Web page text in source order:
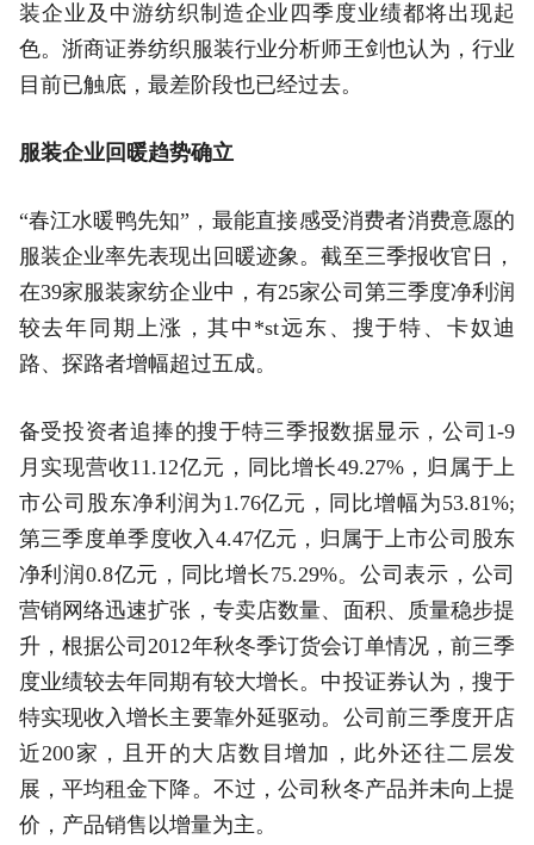
装企业及中游纺织制造企业四季度业绩都将出现起
色。浙商证券纺织服装行业分析师王剑也认为，行业
目前已触底，最差阶段也已经过去。
服装企业回暖趋势确立
“春江水暖鸭先知”，最能直接感受消费者消费意愿的
服装企业率先表现出回暖迹象。截至三季报收官日，
在39家服装家纺企业中，有25家公司第三季度净利润
较去年同期上涨，其中*st远东、搜于特、卡奴迪
路、探路者增幅超过五成。
备受投资者追捧的搜于特三季报数据显示，公司1-9
月实现营收11.12亿元，同比增长49.27%，归属于上
市公司股东净利润为1.76亿元，同比增幅为53.81%;
第三季度单季度收入4.47亿元，归属于上市公司股东
净利润0.8亿元，同比增长75.29%。公司表示，公司
营销网络迅速扩张，专卖店数量、面积、质量稳步提
升，根据公司2012年秋冬季订货会订单情况，前三季
度业绩较去年同期有较大增长。中投证券认为，搜于
特实现收入增长主要靠外延驱动。公司前三季度开店
近200家，且开的大店数目增加，此外还往二层发
展，平均租金下降。不过，公司秋冬产品并未向上提
价，产品销售以增量为主。